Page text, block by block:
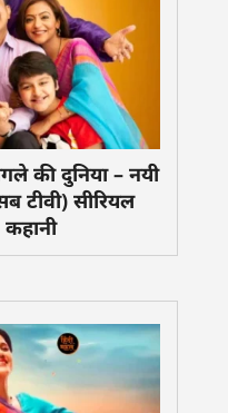
की दुनिया – नयी
टीवी) सीरियल